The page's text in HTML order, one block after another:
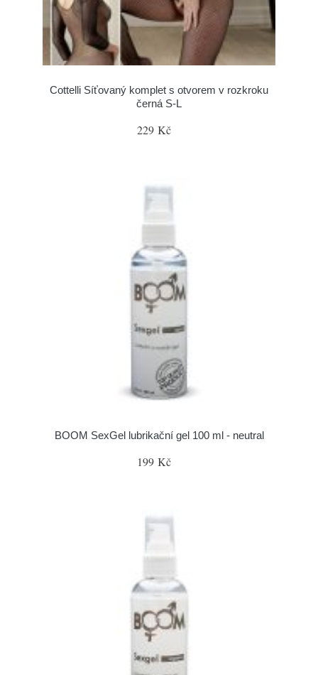
Cottelli Síťovaný komplet s otvorem v rozkroku
černá S-L
229 Kč
BOOM SexGel lubrikační gel 100 ml - neutral
199 Kč